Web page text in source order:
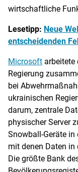
wirtschaftliche
Lesetipp: Neue
entscheidenden
Microsoft
Regierung
bei
ukrainischen
darum, zentrale
physischer Server
Snowball-Geräte in
mit denen Daten in
Die größte Bank